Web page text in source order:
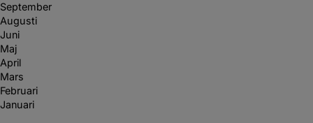
September
Augusti
Juni
Maj
April
Mars
Februari
Januari